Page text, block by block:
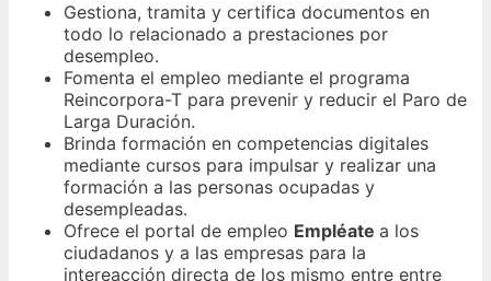
Gestiona, tramita y certifica documentos en
todo lo relacionado a prestaciones por
desempleo.
Fomenta el empleo mediante el programa
Reincorpora-T para prevenir y reducir el Paro de
Larga Duración.
Brinda formación en competencias digitales
mediante cursos para impulsar y realizar una
formación a las personas ocupadas y
desempleadas.
Ofrece el portal de empleo Empléate a los
ciudadanos y a las empresas para la
intereacción directa de los mismo entre entre